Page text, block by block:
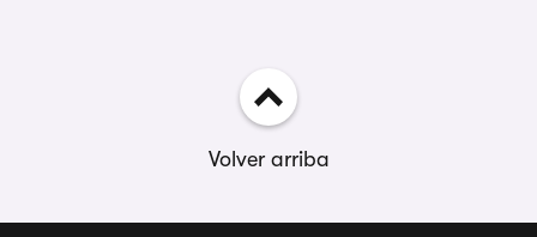
Volver arriba